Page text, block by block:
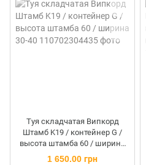
Туя складчатая Випкорд
Штамб K19 / контейнер G /
высота штамба 60 / ширина
30-40
1 650.00 грн